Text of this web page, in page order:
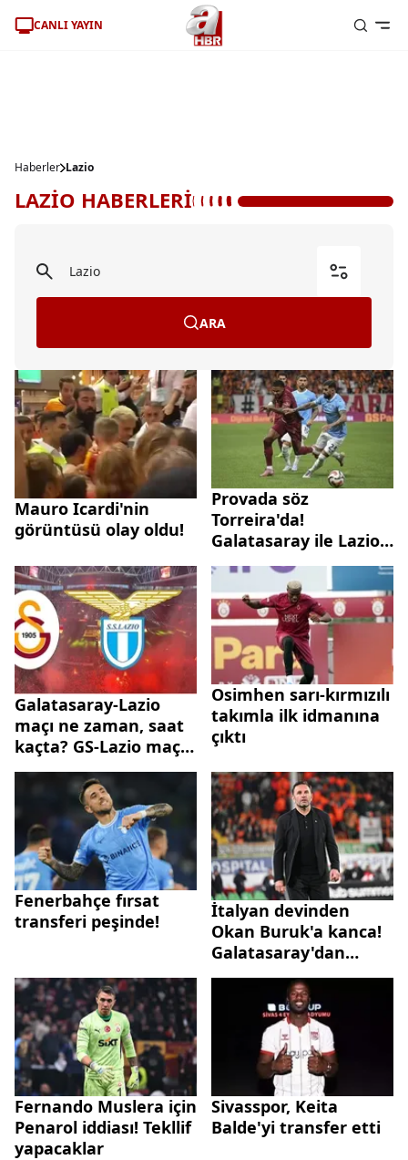
CANLI YAYIN
Haberler Lazio
LAZİO HABERLERİ
ARA
Mauro Icardi'nin
görüntüsü olay oldu!
Provada söz
Torreira'da!
Galatasaray ile Lazio
yenişemedi
Galatasaray-Lazio
maçı ne zaman, saat
kaçta? GS-Lazio maçı
hangi kanalda,
şifresiz mi?
Osimhen sarı-kırmızılı
takımla ilk idmanına
çıktı
Fenerbahçe fırsat
transferi peşinde!
İtalyan devinden
Okan Buruk'a kanca!
Galatasaray'dan
ayrılacak mı?
Fernando Muslera için
Penarol iddiası! Tekllif
yapacaklar
Sivasspor, Keita
Balde'yi transfer etti